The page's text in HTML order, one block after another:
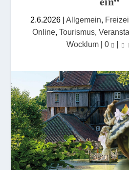
2.6.2026| Allgemein,
Online, Tourismus,
Wocklum | 0 |